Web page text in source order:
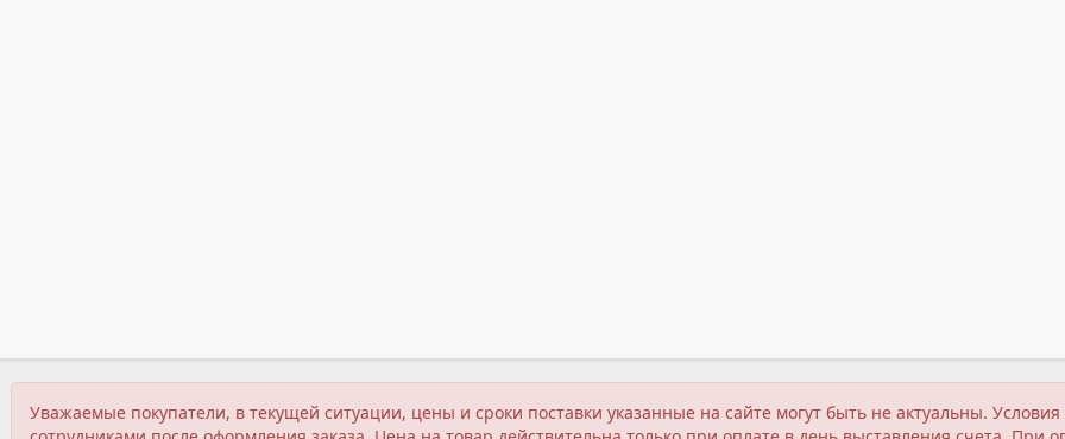
Уважаемые покупатели, в текущей ситуации, цены и сроки поставки указанные на сайте могут быть не актуальны.